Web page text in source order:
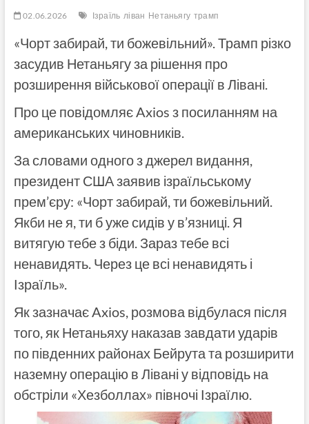
02.06.2026 Ізраїль ліван Нетаньягу трамп
«Чорт забирай, ти божевільний». Трамп різко
засудив Нетаньягу за рішення про
розширення військової операції в Лівані.
Про це повідомляє Axios з посиланням на
американських чиновників.
За словами одного з джерел видання,
президент США заявив ізраїльському
прем’єру: «Чорт забирай, ти божевільний.
Якби не я, ти б уже сидів у в’язниці. Я
витягую тебе з біди. Зараз тебе всі
ненавидять. Через це всі ненавидять і
Ізраїль».
Як зазначає Axios, розмова відбулася після
того, як Нетаньяху наказав завдати ударів
по південних районах Бейрута та розширити
наземну операцію в Лівані у відповідь на
обстріли «Хезболлах» півночі Ізраїлю.